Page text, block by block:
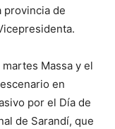
provincia de
Massa y el
en
por el Día de
de Sarandí, que